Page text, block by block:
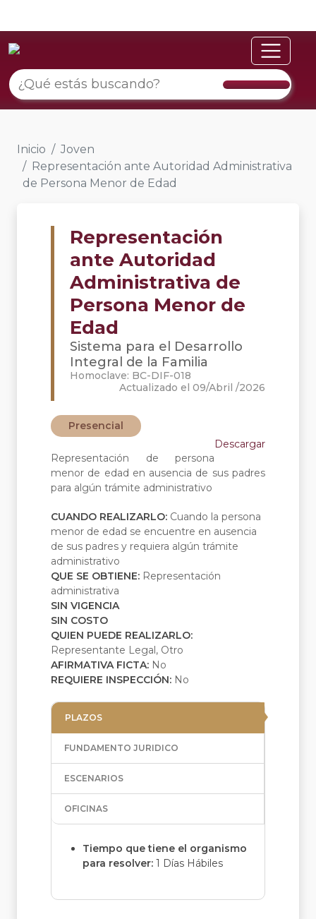
Inicio
Joven
Representación ante Autoridad Administrativa
de Persona Menor de Edad
Representación
ante Autoridad
Administrativa de
Persona Menor de
Edad
Sistema para el Desarrollo
Integral de la Familia
Homoclave: BC-DIF-018
Actualizado el 09/Abril /2026
Presencial
Descargar
Representación de persona
menor de edad en ausencia de sus padres
para algún trámite administrativo
CUANDO REALIZARLO: Cuando la persona
menor de edad se encuentre en ausencia
de sus padres y requiera algún trámite
administrativo
QUE SE OBTIENE: Representación
administrativa
SIN VIGENCIA
SIN COSTO
QUIEN PUEDE REALIZARLO:
Representante Legal, Otro
AFIRMATIVA FICTA: No
REQUIERE INSPECCIÓN: No
PLAZOS
FUNDAMENTO JURIDICO
ESCENARIOS
OFICINAS
Tiempo que tiene el organismo
para resolver: 1 Días Hábiles